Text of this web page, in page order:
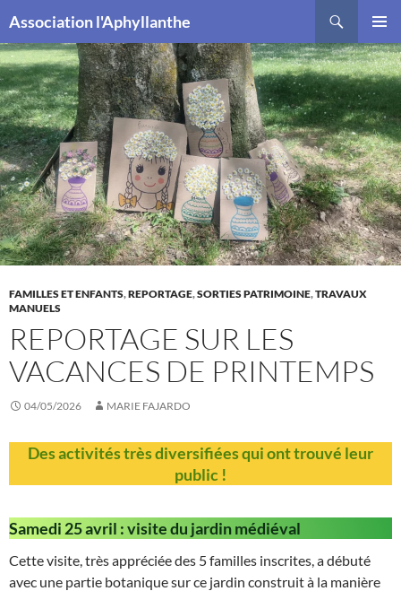
Association l'Aphyllanthe
MENU
AU
CONTENU
FAMILLES ET ENFANTS,REPORTAGE,SORTIES PATRIMOINE,TRAVAUX
MANUELS
REPORTAGE SUR LES
VACANCES DE PRINTEMPS
04/05/2026 MARIE FAJARDO
Des activités très diversifiées qui ont trouvé leur
public !
Samedi 25 avril : visite du jardin médiéval
Cette visite, très appréciée des 5 familles inscrites, a débuté
avec une partie botanique sur ce jardin construit à la manière